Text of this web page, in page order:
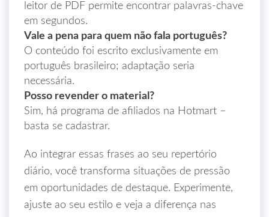
leitor de PDF permite encontrar palavras‑chave
em segundos.
Vale a pena para quem não fala português?
O conteúdo foi escrito exclusivamente em
português brasileiro; adaptação seria
necessária.
Posso revender o material?
Sim, há programa de afiliados na Hotmart –
basta se cadastrar.
Ao integrar essas frases ao seu repertório
diário, você transforma situações de pressão
em oportunidades de destaque. Experimente,
ajuste ao seu estilo e veja a diferença nas